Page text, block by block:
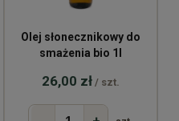
Olej słonecznikowy do
smażenia bio 1l
26,00 zł / szt.